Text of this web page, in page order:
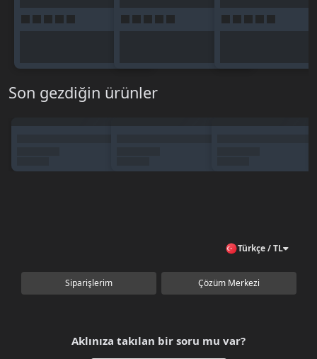
Son gezdiğin ürünler
Türkçe / TL
Siparişlerim Çözüm Merkezi
Aklınıza takılan bir soru mu var?